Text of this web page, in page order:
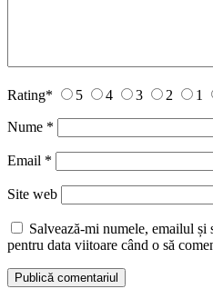
Rating* 5 4 3 2 1
Nume *
Email *
Site web
Salvează-mi numele, emailul
pentru data viitoare când o să